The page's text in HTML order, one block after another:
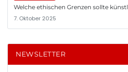
Welche ethischen Grenzen sollte
7. Oktober 2025
NEWSLETTER